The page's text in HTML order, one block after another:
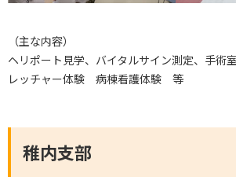
（主な内容）
ヘリポート見学、バイタルサイン測定、手術
レッチャー体験 病棟看護体験 等
稚内支部